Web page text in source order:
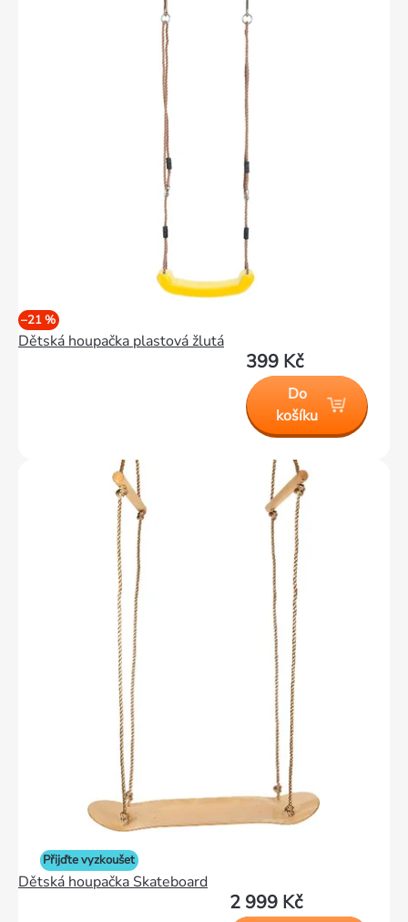
–21 %
Dětská houpačka plastová žlutá
399 Kč
Do
košíku
Přijďte vyzkoušet
Dětská houpačka Skateboard
2 999 Kč